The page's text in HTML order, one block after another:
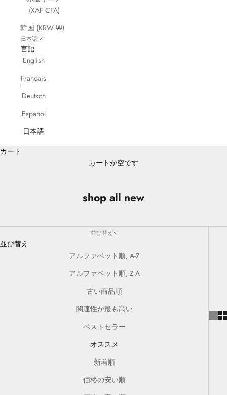
(XAF CFA)
韓国 (KRW ₩)
日本語
言語
English
Français
Deutsch
Español
日本語
カート
カートが空です
shop all new
並び替え
並び替え
アルファベット順, A-Z
アルファベット順, Z-A
古い商品順
関連性が最も高い
ベストセラー
オススメ
新着順
価格の安い順